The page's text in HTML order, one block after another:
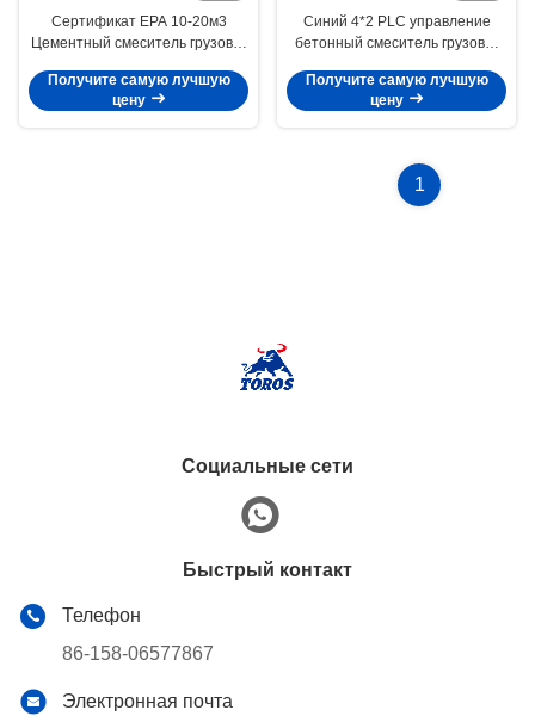
Сертификат EPA 10-20м3
Цементный смеситель грузовик
транспортное средство Ручное
водоснабжение
Получите самую лучшую
цену
Синий 4*2 PLC управление
бетонный смеситель грузовик
Получите самую лучшую
цену
1
Социальные сети
Быстрый контакт
Телефон
86-158-06577867
Электронная почта